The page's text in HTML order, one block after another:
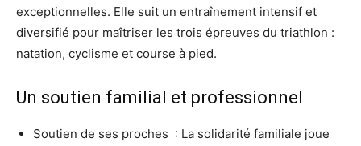
exceptionnelles. Elle suit un entraînement intensif et
diversifié pour maîtriser les trois épreuves du triathlon :
natation, cyclisme et course à pied.
Un soutien familial et professionnel
Soutien de ses proches : La solidarité familiale joue